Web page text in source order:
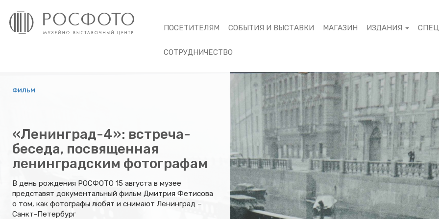
ПОСЕТИТЕЛЯМ СОБЫТИЯ И ВЫСТАВКИ МАГАЗИН ИЗДАНИЯ
СОТРУДНИЧЕСТВО
ФИЛЬМ
«Ленинград-4»: встреча-
беседа, посвященная
ленинградским фотографам
В день рождения РОСФОТО 15 августа в музее
представят документальный фильм Дмитрия Фетисова
о том, как фотографы любят и снимают Ленинград –
Санкт-Петербург